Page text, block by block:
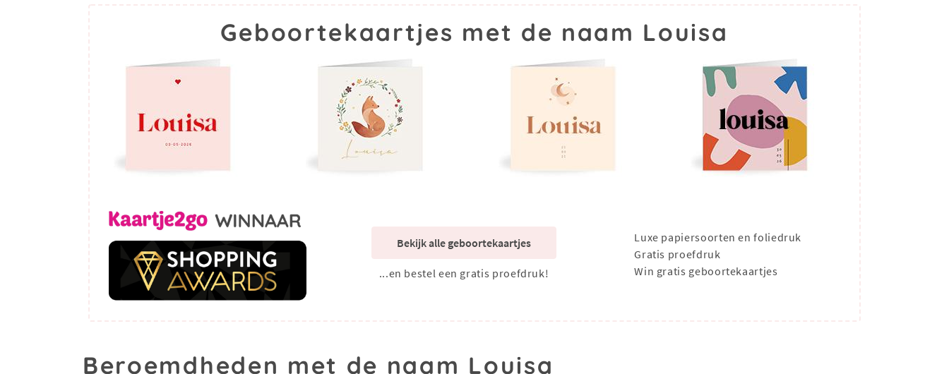
Geboortekaartjes met de naam Louisa
Bekijk alle geboortekaartjes
...en bestel een gratis proefdruk!
Luxe papiersoorten en foliedruk
Gratis proefdruk
Win gratis geboortekaartjes
Beroemdheden met de naam Louisa